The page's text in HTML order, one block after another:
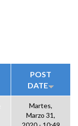
POST
DATE
Martes,
Marzo 31,